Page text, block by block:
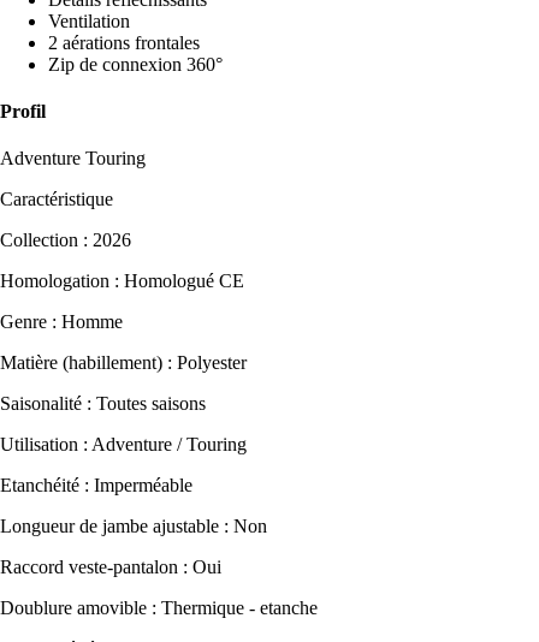
Ventilation
2 aérations frontales
Zip de connexion 360°
Profil
Adventure Touring
Caractéristique
Collection : 2026
Homologation : Homologué CE
Genre : Homme
Matière (habillement) : Polyester
Saisonalité : Toutes saisons
Utilisation : Adventure / Touring
Etanchéité : Imperméable
Longueur de jambe ajustable : Non
Raccord veste-pantalon : Oui
Doublure amovible : Thermique - etanche